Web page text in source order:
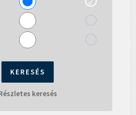
keresés